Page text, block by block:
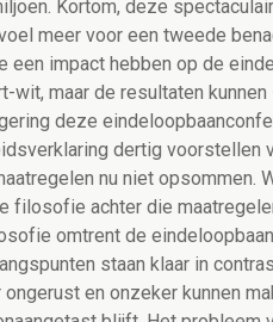
Kortom, deze
meer voor een tweede
een impact hebben op de
maar de resultaten
deze
dertig voorstellen
nu niet opsommen.
filosofie achter die
omtrent de
staan klaar in
en onzeker kunnen